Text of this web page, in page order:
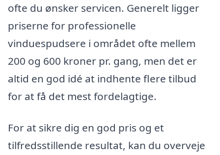
ofte du ønsker servicen. Generelt ligger
priserne for professionelle
vinduespudsere i området ofte mellem
200 og 600 kroner pr. gang, men det er
altid en god idé at indhente flere tilbud
for at få det mest fordelagtige.
For at sikre dig en god pris og et
tilfredsstillende resultat, kan du overveje